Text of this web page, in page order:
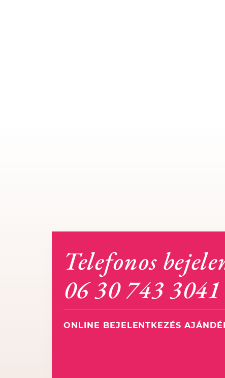
Telefonos
06 30 743 3041
ONLINE BEJELENTKEZÉS